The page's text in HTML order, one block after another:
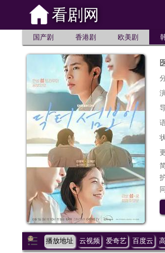
看剧网
国产剧 香港剧 欧美剧
播放地址 云视频 爱奇艺 百度云